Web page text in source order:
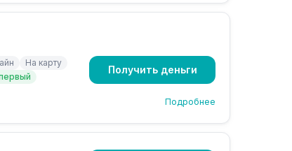
На карту
Получить деньги
Подробнее